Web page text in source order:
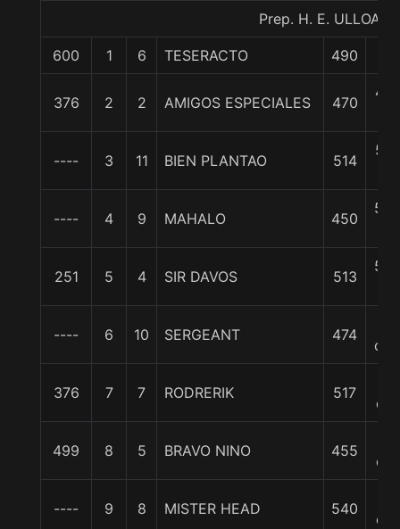
Prep. H. E. ULLOA P.
600 1 6 TESERACTO 490
376 2 2 AMIGOS ESPECIALES 470
4
---- 3 11 BIEN PLANTAO 514
5
---- 4 9 MAHALO 450
5
251 5 4 SIR DAVOS 513
5
---- 6 10 SERGEANT 474
376 7 7 RODRERIK 517
499 8 5 BRAVO NINO 455
---- 9 8 MISTER HEAD 540